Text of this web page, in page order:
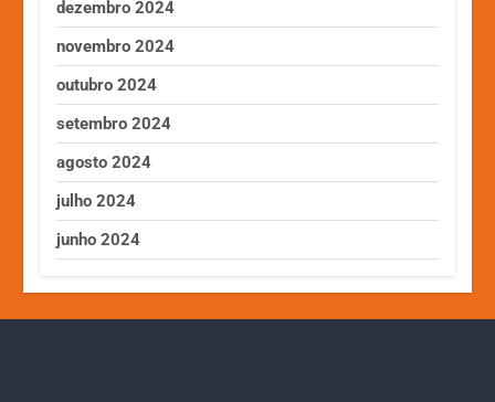
dezembro 2024
novembro 2024
outubro 2024
setembro 2024
agosto 2024
julho 2024
junho 2024